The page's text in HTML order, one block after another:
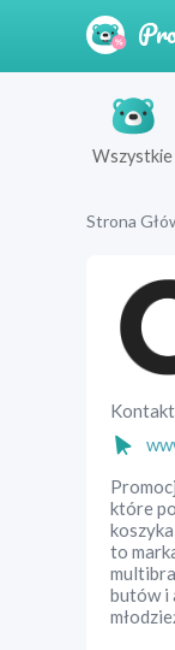
Wszystkie
Strona
które
to
butów i